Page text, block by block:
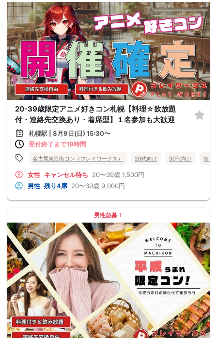
20-39歳限定アニメ好きコン札幌【料理☆飲放題
付・連絡先交換あり・着席型】１名参加も大歓迎
札幌駅 | 8月9日(日) 15:30〜
受付終了まで19時間
名古屋東海街コン（プレイワークス） 20代向け 30代向け 街コ
女性 キャンセル待ち 20〜39歳 1,500円
男性 残り4席 20〜39歳 9,000円
男性急募！